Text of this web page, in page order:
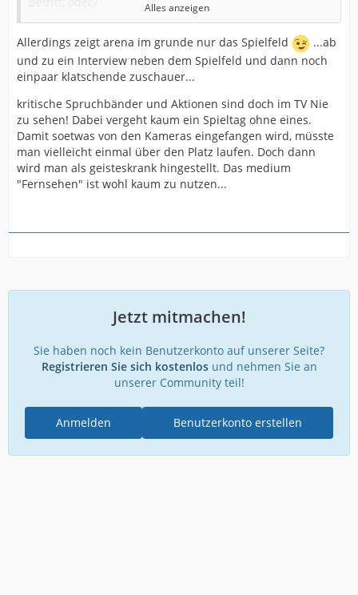
Wenn man die Oeffentlichkeit erreichen will, muss man
doch versuchen
die Medien zu nutzen. Und da Arena halt nicht die
Bilder vor
dem Stadion sondern im Stadion uebertraegt...
Dein zweites Argument ist da schon interessanter, aber
auch hier
glaube ich dass der Verein davon kaum Notiz nimmt.
Zum einen
muesste man dann schon ein ganzes Spiel lang
draussen protestieren,
Zum anderen werden aber wohl die meisten Ultras eine
seitens des Vereins.
Alles anzeigen
Allerdings zeigt arena im grunde nur das Spielfeld
...ab
und zu ein Interview neben dem Spielfeld und dann noch
einpaar klatschende zuschauer...
kritische Spruchbänder und Aktionen sind doch im TV Nie
zu sehen! Dabei vergeht kaum ein Spieltag ohne eines.
Damit soetwas von den Kameras eingefangen wird, müsste
man vielleicht einmal über den Platz laufen. Doch dann
wird man als geisteskrank hingestellt. Das medium
"Fernsehen" ist wohl kaum zu nutzen...
Jetzt mitmachen!
Sie haben noch kein Benutzerkonto auf unserer Seite?
Registrieren Sie sich kostenlosund nehmen Sie an
unserer Community teil!
Benutzerkonto erstellen
Anmelden